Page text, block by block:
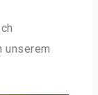
unserem